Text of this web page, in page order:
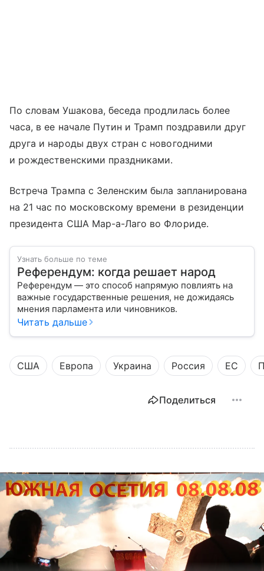
По словам Ушакова, беседа продлилась более
часа, в ее начале Путин и Трамп поздравили друг
друга и народы двух стран с новогодними
и рождественскими праздниками.
Встреча Трампа с Зеленским была запланирована
на 21 час по московскому времени в резиденции
президента США Мар-а-Лаго во Флориде.
Узнать больше по теме
Референдум: когда решает народ
Референдум — это способ напрямую повлиять на
важные государственные решения, не дожидаясь
мнения парламента или чиновников.
Читать дальше
США Европа Украина Россия ЕС
Поделиться